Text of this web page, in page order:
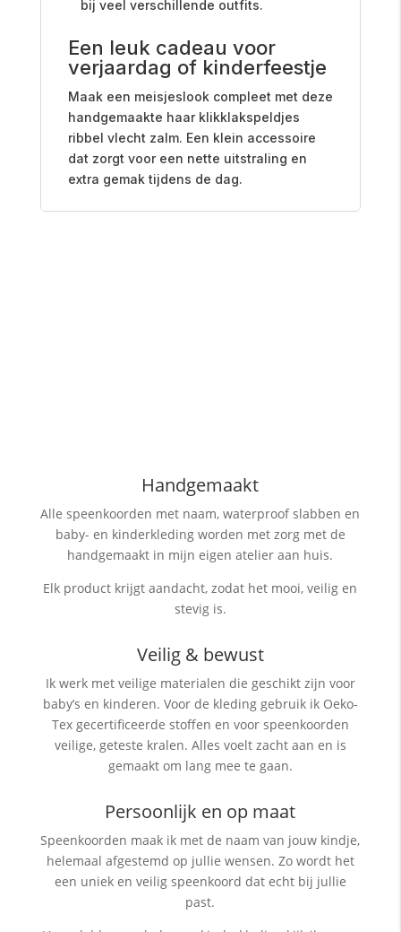
bij veel verschillende outfits.
Een leuk cadeau voor
verjaardag of kinderfeestje
Maak een meisjeslook compleet met deze
handgemaakte haar klikklakspeldjes
ribbel vlecht zalm. Een klein accessoire
dat zorgt voor een nette uitstraling en
extra gemak tijdens de dag.
Handgemaakt
Alle speenkoorden met naam, waterproof slabbenen
baby- en kinderkleding worden met zorg met de
handgemaakt in mijn eigen atelier aan huis.
Elk product krijgt aandacht, zodat het mooi, veilig en
stevig is.
Veilig & bewust
Ik werk met veilige materialen die geschikt zijn voor
baby’s en kinderen. Voor de kleding gebruik ik Oeko-
Tex gecertificeerde stoffen en voor speenkoorden
veilige, geteste kralen. Alles voelt zacht aan en is
gemaakt om lang mee te gaan.
Persoonlijk en op maat
Speenkoorden maak ik met de naam van jouw kindje,
helemaal afgestemd op jullie wensen. Zo wordt het
een uniek en veilig speenkoord dat echt bij jullie
past.